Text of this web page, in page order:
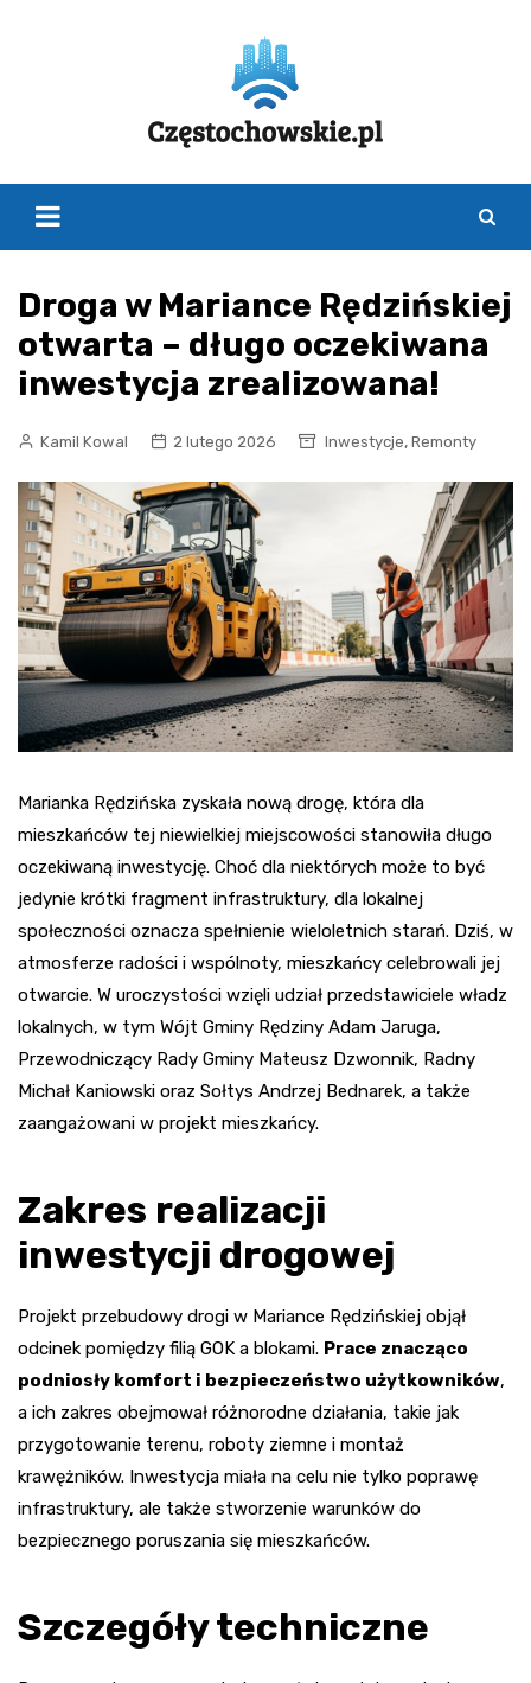
Droga w Mariance Rędzińskiej
otwarta – długo oczekiwana
inwestycja zrealizowana!
Kamil Kowal 2 lutego 2026 Inwestycje, Remonty
Marianka Rędzińska zyskała nową drogę, która dla
mieszkańców tej niewielkiej miejscowości stanowiła długo
oczekiwaną inwestycję. Choć dla niektórych może to być
jedynie krótki fragment infrastruktury, dla lokalnej
społeczności oznacza spełnienie wieloletnich starań. Dziś, w
atmosferze radości i wspólnoty, mieszkańcy celebrowali jej
otwarcie. W uroczystości wzięli udział przedstawiciele władz
lokalnych, w tym Wójt Gminy Rędziny Adam Jaruga,
Przewodniczący Rady Gminy Mateusz Dzwonnik, Radny
Michał Kaniowski oraz Sołtys Andrzej Bednarek, a także
zaangażowani w projekt mieszkańcy.
Zakres realizacji
inwestycji drogowej
Projekt przebudowy drogi w Mariance Rędzińskiej objął
odcinek pomiędzy filią GOK a blokami. Prace znacząco
podniosły komfort i bezpieczeństwo użytkowników,
a ich zakres obejmował różnorodne działania, takie jak
przygotowanie terenu, roboty ziemne i montaż
krawężników. Inwestycja miała na celu nie tylko poprawę
infrastruktury, ale także stworzenie warunków do
bezpiecznego poruszania się mieszkańców.
Szczegóły techniczne